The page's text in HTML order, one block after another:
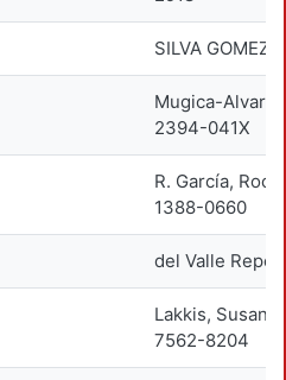
SILVA
Mugica-
2394-041X
R. García,
1388-0660
del Valle
Lakkis, Susan
7562-8204